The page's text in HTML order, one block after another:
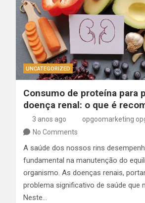
UNCATEGORIZED
Consumo de proteína para
doença renal: o que é
3 anos ago
opgoomarketing
No Comments
A saúde dos nossos rins
fundamental na manutenção do
organismo. As doenças renais,
problema significativo de saúde que
Neste…